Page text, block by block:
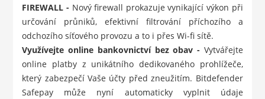
FIREWALL - Nový firewall prokazuje vynikající výkon při
určování průniků, efektivní filtrování příchozího a
odchozího síťového provozu a to i přes Wi-fi sítě.
Využívejte online bankovnictví bez obav - Vytvářejte
online platby z unikátního dedikovaného prohlížeče,
který zabezpečí Vaše účty před zneužitím. Bitdefender
Safepay může nyní automaticky vyplnit údaje